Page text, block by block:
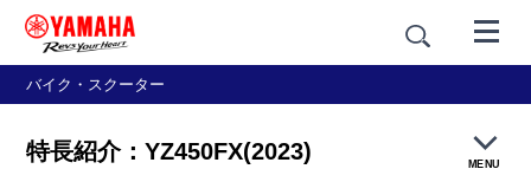
バイク・スクーター
特長紹介：YZ450FX(2023) MENU